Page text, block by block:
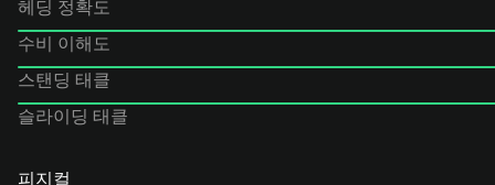
헤딩 정확도
수비 이해도
스탠딩 태클
슬라이딩 태클
피지컬